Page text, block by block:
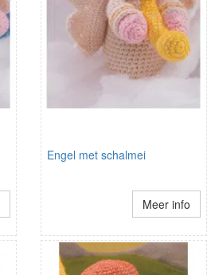
Engel met schalmei
Meer info